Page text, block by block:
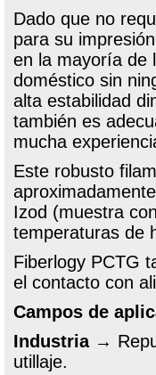
Dado que no
para su
en la mayoría de
doméstico sin
alta estabilidad
también es
mucha
Este robusto
Izod (muestra
temperaturas de
Fiberlogy PCTG
el contacto con
Campos de
Industria→
utillaje.